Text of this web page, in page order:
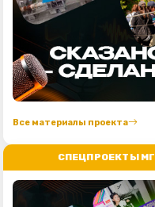
Все материалы проекта
СПЕЦПРОЕКТЫ МГ